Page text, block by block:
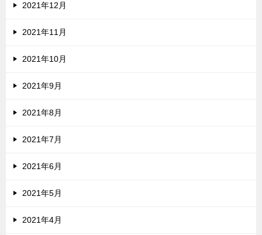
2021年12月
2021年11月
2021年10月
2021年9月
2021年8月
2021年7月
2021年6月
2021年5月
2021年4月